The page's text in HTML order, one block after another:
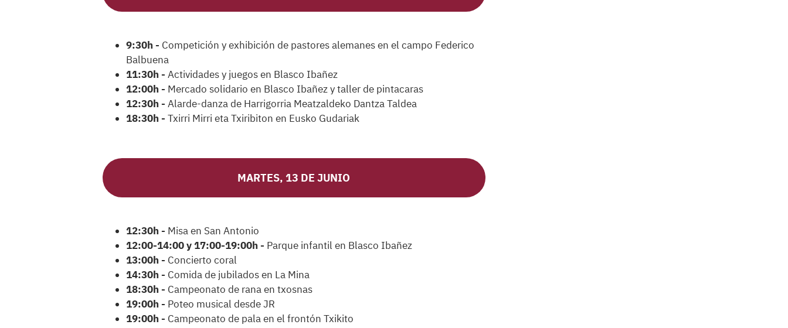
9:30h - Competición y exhibición de pastores alemanes en el campo Federico
Balbuena
11:30h - Actividades y juegos en Blasco Ibañez
12:00h - Mercado solidario en Blasco Ibañez y taller de pintacaras
12:30h - Alarde-danza de Harrigorria Meatzaldeko Dantza Taldea
18:30h - Txirri Mirri eta Txiribiton en Eusko Gudariak
MARTES, 13 DE JUNIO
12:30h - Misa en San Antonio
12:00-14:00 y 17:00-19:00h - Parque infantil en Blasco Ibañez
13:00h - Concierto coral
14:30h - Comida de jubilados en La Mina
18:30h - Campeonato de rana en txosnas
19:00h - Poteo musical desde JR
19:00h - Campeonato de pala en el frontón Txikito